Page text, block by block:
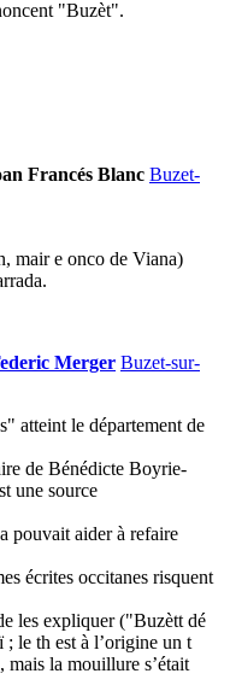
"Buzèt".
Francés Blanc Buzet-
mair e onco de Viana)
Merger Buzet-sur-
atteint le département de
de Bénédicte Boyrie-
une source
pouvait aider à refaire
écrites occitanes risquent
les expliquer ("Buzètt dé
le th est à l’origine un t
mais la mouillure s’était